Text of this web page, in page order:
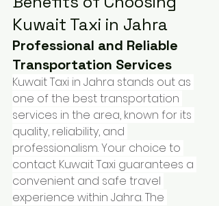
Kuwait Taxi in Jahra
Professional and Reliable
Transportation Services
Kuwait Taxi in Jahra stands out as
one of the best transportation
services in the area, known for its
quality, reliability, and
professionalism. Your choice to
contact Kuwait Taxi guarantees a
convenient and safe travel
experience within Jahra. The